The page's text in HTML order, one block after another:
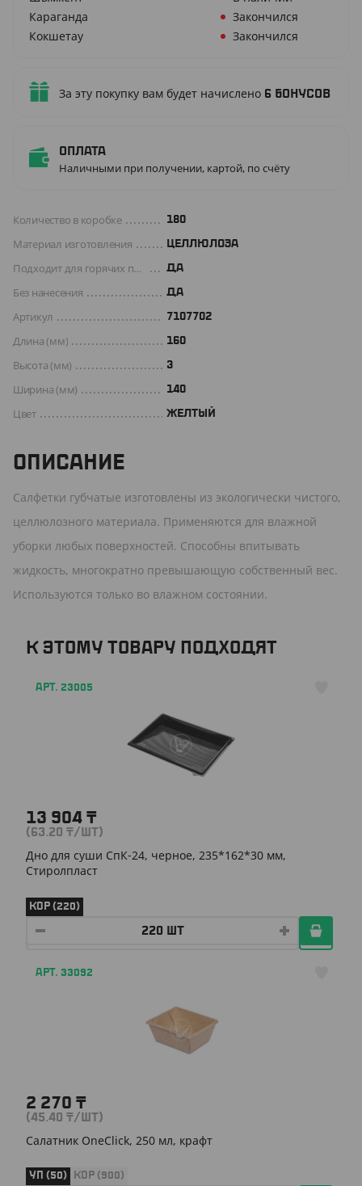
Караганда
Закончился
Кокшетау
Закончился
За эту покупку вам будет начислено 6 бонусов
Оплата
Наличными при получении, картой, по счёту
Количество в коробке 180
Материал изготовления ЦЕЛЛЮЛОЗА
Подходит для горячих продуктов ДА
Без нанесения ДА
Артикул 7107702
Длина (мм) 160
Высота (мм) 3
Ширина (мм) 140
Цвет ЖЕЛТЫЙ
ОПИСАНИЕ
Салфетки губчатые изготовлены из экологически чистого,
целлюлозного материала. Применяются для влажной
уборки любых поверхностей. Способны впитывать
жидкость, многократно превышающую собственный вес.
Используются только во влажном состоянии.
К ЭТОМУ ТОВАРУ ПОДХОДЯТ
АРТ. 23005
13 904 ₸
(63.20 ₸/ШТ)
Дно для суши СпК-24, черное, 235*162*30 мм,
Стиролпласт
КОР (220)
АРТ. 33092
2 270 ₸
(45.40 ₸/ШТ)
Салатник OneClick, 250 мл, крафт
УП (50) КОР (900)